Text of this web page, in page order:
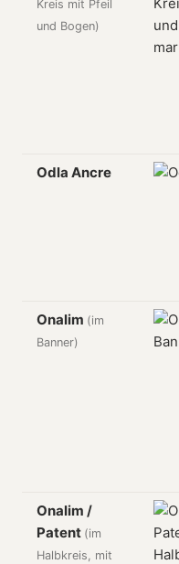
Kreis mit Pfeil
und Bogen)
Odla Ancre
Onalim (im
Banner)
Onalim /
Patent (im
Halbkreis, mit